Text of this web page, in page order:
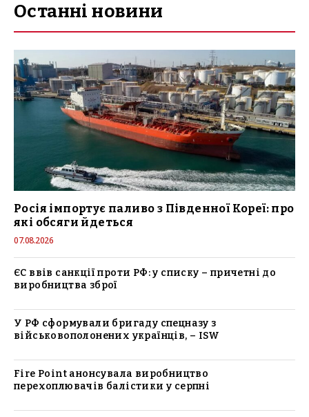
Останні новини
Росія імпортує паливо з Південної Кореї: про
які обсяги йдеться
07.08.2026
ЄС ввів санкції проти РФ: у списку – причетні до
виробництва зброї
У РФ сформували бригаду спецназу з
військовополонених українців, – ISW
Fire Point анонсувала виробництво
перехоплювачів балістики у серпні